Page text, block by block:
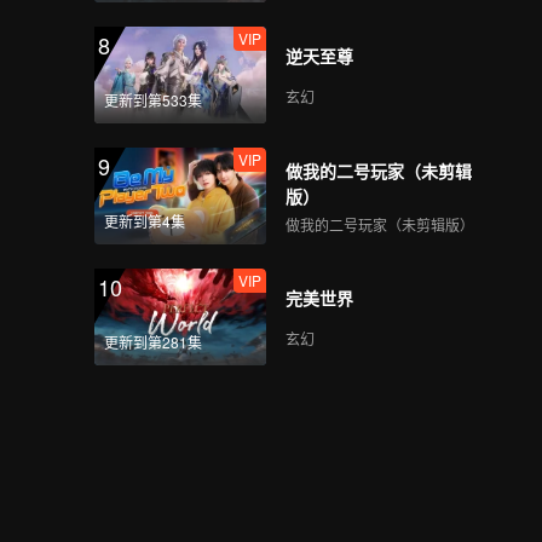
VIP 莫扎与琪歌_10B
VIP 莫扎与琪歌_11A
VIP 莫扎与琪歌_11B
8
更新到第533集
VIP
逆天至尊
玄幻
9
更新到第4集
VIP
做我的二号玩家（未剪辑
版）
做我的二号玩家（未剪辑版）
10
更新到第281集
VIP
完美世界
玄幻